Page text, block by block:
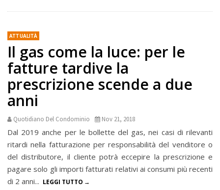
ATTUALITÀ
Il gas come la luce: per le
fatture tardive la
prescrizione scende a due
anni
Quotidiano Del Condominio Nov 21, 2018
Dal 2019 anche per le bollette del gas, nei casi di rilevanti
ritardi nella fatturazione per responsabilità del venditore o
del distributore, il cliente potrà eccepire la prescrizione e
pagare solo gli importi fatturati relativi ai consumi più recenti
di 2 anni... LEGGI TUTTO